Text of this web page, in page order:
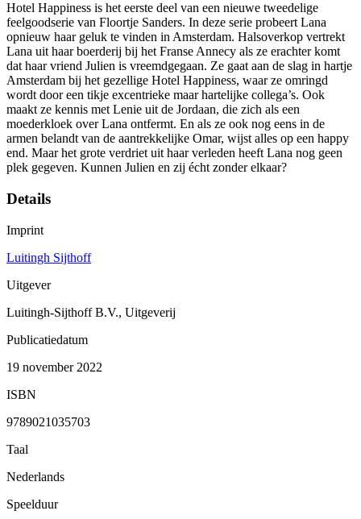
Hotel Happiness is het eerste deel van een nieuwe tweedelige
feelgoodserie van Floortje Sanders. In deze serie probeert Lana
opnieuw haar geluk te vinden in Amsterdam. Halsoverkop vertrekt
Lana uit haar boerderij bij het Franse Annecy als ze erachter komt
dat haar vriend Julien is vreemdgegaan. Ze gaat aan de slag in hartje
Amsterdam bij het gezellige Hotel Happiness, waar ze omringd
wordt door een tikje excentrieke maar hartelijke collega’s. Ook
maakt ze kennis met Lenie uit de Jordaan, die zich als een
moederkloek over Lana ontfermt. En als ze ook nog eens in de
armen belandt van de aantrekkelijke Omar, wijst alles op een happy
end. Maar het grote verdriet uit haar verleden heeft Lana nog geen
plek gegeven. Kunnen Julien en zij écht zonder elkaar?
Details
Imprint
Luitingh Sijthoff
Uitgever
Luitingh-Sijthoff B.V., Uitgeverij
Publicatiedatum
19 november 2022
ISBN
9789021035703
Taal
Nederlands
Speelduur